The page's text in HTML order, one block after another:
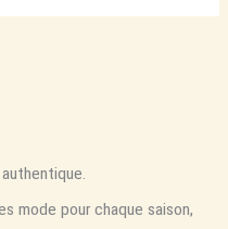
mode pour chaque saison,